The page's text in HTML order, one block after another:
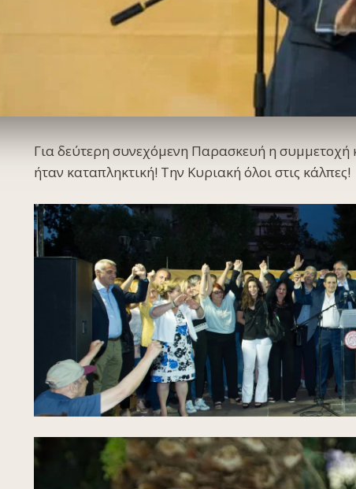
Για δεύτερη συνεχόμενη Παρασκευή η συμμετοχή
ήταν καταπληκτική! Την Κυριακή όλοι στις κάλπες!